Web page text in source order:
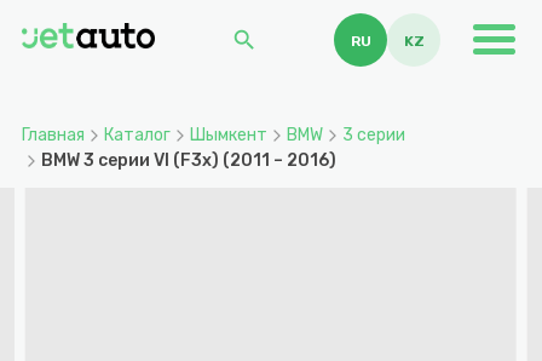
search RU KZ
Главная Каталог Шымкент BMW
3 серии
BMW 3 серии VI (F3x) (2011 – 2016)